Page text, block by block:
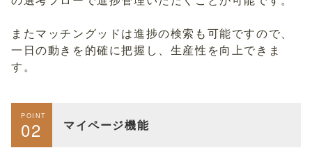
またマッチングッドは進捗の検索も可能ですので、
一日の動きを的確に把握し、生産性を向上できま
す。
POINT
02 マイページ機能